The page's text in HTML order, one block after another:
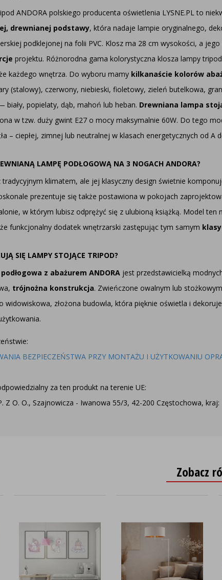
ANDORA polskiego producenta oświetlenia LYSNE.PLto
drewnianej podstawy, która nadaje lampie oryginalnego,
podklejonej na folii PVC. Klosz ma 28 cm wysokości, a
projektu. Różnorodna gama kolorystyczna klosza lampy
każdego wnętrza. Do wyboru mamy kilkanaście kolorów
(stalowy), czerwony, niebieski, fioletowy, zieleń butelkowa,
biały, popielaty, dąb, mahoń lub heban. Drewniana lampa
w tzw. duży gwint E27 o mocy maksymalnie 60W. Do tego
– ciepłej, zimnej lub neutralnej w klasach energetycznych od A
LAMPĘ PODŁOGOWĄ NA 3 NOGACH ANDORA?
tradycyjnym klimatem, ale jej klasyczny design świetnie
prezentuje się także postawiona w pokojach
w którym lubisz odprężyć się z ulubioną książką. Model
funkcjonalny dodatek wnętrzarski zastępując tym samym
SIĘ LAMPY STOJĄCE TRIPOD?
z abażurem ANDORA jest przedstawicielką
trójnożna konstrukcja. Zwieńczone owalnym lub
widowiskowa, złożona budowla, która pięknie oświetla i
BEZPIECZEŃSTWA PRZY MONTAŻU I UŻYTKOWANIU
za ten produkt na terenie UE:
Z O. O., Szajnowicza - Iwanowa 55/3, 42-200 Częstochowa,
Zobacz